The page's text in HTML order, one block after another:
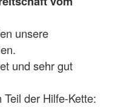
unsere
und sehr gut
der Hilfe-Kette: